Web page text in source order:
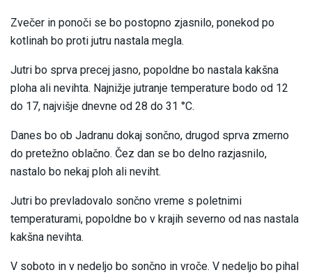
Zvečer in ponoči se bo postopno zjasnilo, ponekod po
kotlinah bo proti jutru nastala megla.
Jutri bo sprva precej jasno, popoldne bo nastala kakšna
ploha ali nevihta. Najnižje jutranje temperature bodo od 12
do 17, najvišje dnevne od 28 do 31 °C.
Danes bo ob Jadranu dokaj sončno, drugod sprva zmerno
do pretežno oblačno. Čez dan se bo delno razjasnilo,
nastalo bo nekaj ploh ali neviht.
Jutri bo prevladovalo sončno vreme s poletnimi
temperaturami, popoldne bo v krajih severno od nas nastala
kakšna nevihta.
V soboto in v nedeljo bo sončno in vroče. V nedeljo bo pihal